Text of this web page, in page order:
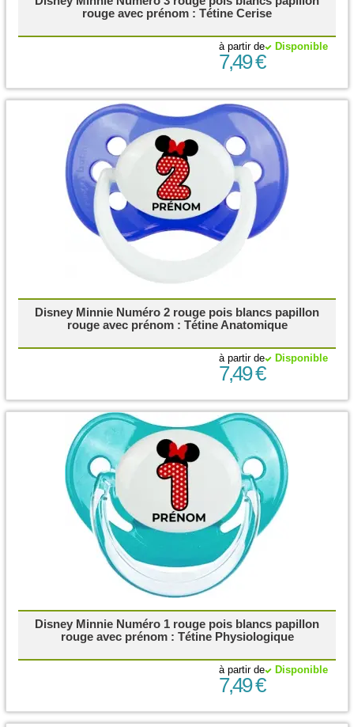
rouge avec prénom : Tétine Cerise
Disponible
à partir de
7,49 €
Disney Minnie Numéro 2 rouge pois blancs papillon
rouge avec prénom : Tétine Anatomique
Disponible
à partir de
7,49 €
Disney Minnie Numéro 1 rouge pois blancs papillon
rouge avec prénom : Tétine Physiologique
Disponible
à partir de
7,49 €